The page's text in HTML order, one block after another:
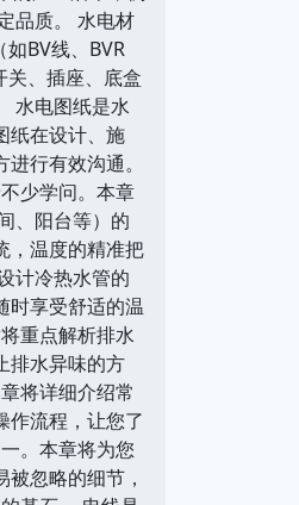
品质。 水电材
BV线、BVR
关、插座、底盒
水电图纸是水
纸在设计、施
行有效沟通。
少学问。本章
、阳台等）的
，温度的精准把
计冷热水管的
时享受舒适的温
重点解析排水
排水异味的方
将详细介绍常
作流程，让您了
。本章将为您
忽略的细节，